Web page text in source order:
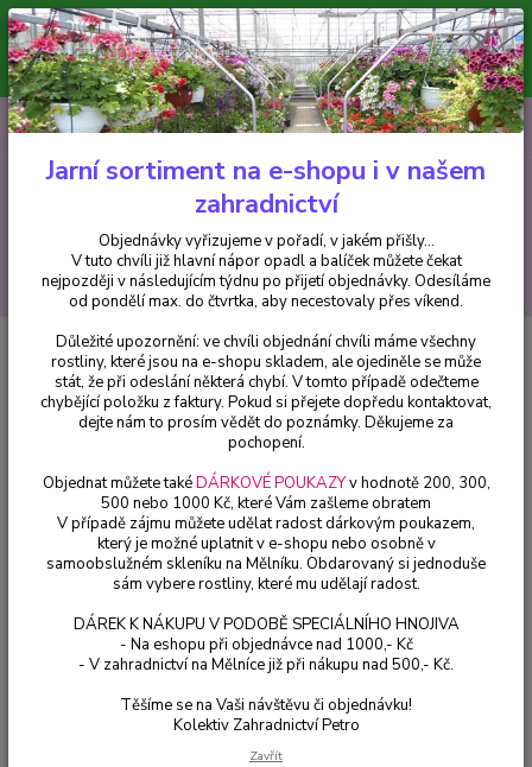
Minimální hodnota pro odeslání z e-shopu je 300 Kč.
V tuto chvíli již hlavní nápor objednávek opadl a balíček můžete čekat
nejpozději v následujícím týdnu po přijetí objednávky. Objednávky
vyřizujeme v pořadí, v jakém přišly...
CZK
Hledat
+420 602 223 614 0ks
za0 Kč
Trvalky Kopretina (Leucanthemum Maximum)
Kopretina (Leucanthemum
Maximum)
Jarní sortiment na e-shopu i v našem
zahradnictví
Objednávky vyřizujeme v pořadí, v jakém přišly...
V tuto chvíli již hlavní nápor opadl a balíček můžete čekat
nejpozději v následujícím týdnu po přijetí objednávky. Odesíláme
od pondělí max. do čtvrtka, aby necestovaly přes víkend.
Důležité upozornění: ve chvíli objednání chvíli máme všechny
rostliny, které jsou na e-shopu skladem, ale ojediněle se může
stát, že při odeslání některá chybí. V tomto případě odečteme
chybějící položku z faktury. Pokud si přejete dopředu kontaktovat,
dejte nám to prosím vědět do poznámky. Děkujeme za
pochopení.
Objednat můžete takéDÁRKOVÉ POUKAZYv hodnotě 200, 300,
500 nebo 1000 Kč, které Vám zašleme obratem
V případě zájmu můžete udělat radost dárkovým poukazem,
který je možné uplatnit v e-shopu nebo osobně v
samoobslužném skleníku na Mělníku. Obdarovaný si jednoduše
sám vybere rostliny, které mu udělají radost.
DÁREK K NÁKUPU V PODOBĚ SPECIÁLNÍHO HNOJIVA
- Na eshopu při objednávce nad 1000,- Kč
- V zahradnictví na Mělníce již při nákupu nad 500,- Kč.
Těšíme se na Vaši návštěvu či objednávku!
Kolektiv Zahradnictví Petro
Zavřít